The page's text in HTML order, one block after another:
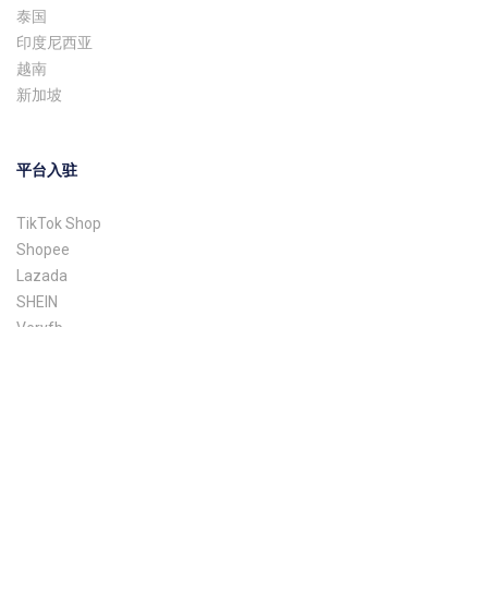
泰国
印度尼西亚
越南
新加坡
平台入驻
TikTok Shop
Shopee
Lazada
SHEIN
Veryfb